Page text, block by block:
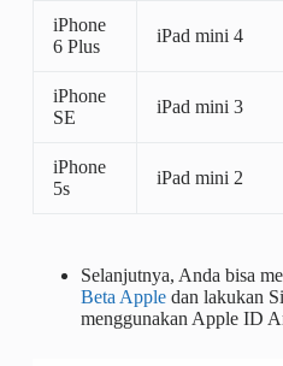
iPhone
6 Plus
iPad mini 4
iPhone
SE
iPad mini 3
iPhone
5s
iPad mini 2
Selanjutnya, Anda bisa
Beta Appledan lakukan
menggunakan Apple ID